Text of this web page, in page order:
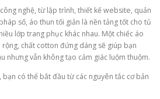
nghệ, từ lập trình, thiết kế website, quản
số, áo thun tối giản là nền tảng tốt cho tủ
lớp trang phục khác nhau. Một chiếc áo
chất cotton đứng dáng sẽ giúp bạn
nhưng vẫn không tạo cảm giác luộm thuộm.
bạn có thể bắt đầu từ các nguyên tắc cơ bản